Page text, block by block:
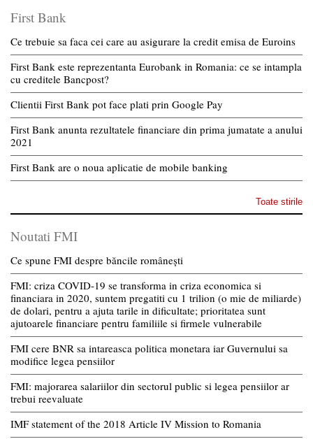
First Bank
Ce trebuie sa faca cei care au asigurare la credit emisa de Euroins
First Bank este reprezentanta Eurobank in Romania: ce se intampla
cu creditele Bancpost?
Clientii First Bank pot face plati prin Google Pay
First Bank anunta rezultatele financiare din prima jumatate a anului
2021
First Bank are o noua aplicatie de mobile banking
Toate stirile
Noutati FMI
Ce spune FMI despre băncile românești
FMI: criza COVID-19 se transforma in criza economica si
financiara in 2020, suntem pregatiti cu 1 trilion (o mie de miliarde)
de dolari, pentru a ajuta tarile in dificultate; prioritatea sunt
ajutoarele financiare pentru familiile si firmele vulnerabile
FMI cere BNR sa intareasca politica monetara iar Guvernului sa
modifice legea pensiilor
FMI: majorarea salariilor din sectorul public si legea pensiilor ar
trebui reevaluate
IMF statement of the 2018 Article IV Mission to Romania